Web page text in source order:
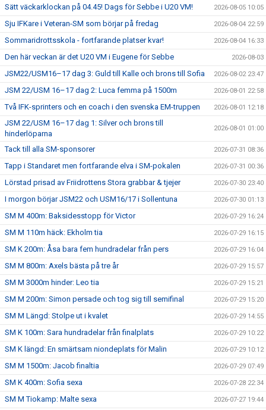
Sätt väckarklockan på 04.45! Dags för Sebbe i U20 VM! 2026-08-05 10:05
Sju IFKare i Veteran-SM som börjar på fredag 2026-08-04 22:59
Sommaridrottsskola - fortfarande platser kvar! 2026-08-04 16:33
Den här veckan är det U20 VM i Eugene för Sebbe 2026-08-03
JSM22/USM16–17 dag 3: Guld till Kalle och brons till Sofia 2026-08-02 23:47
JSM 22/USM 16–17 dag 2: Luca femma på 1500m 2026-08-01 22:58
Två IFK-sprinters och en coach i den svenska EM-truppen 2026-08-01 12:18
JSM 22/USM 16–17 dag 1: Silver och brons till
hinderlöparna
2026-08-01 01:00
Tack till alla SM-sponsorer 2026-07-31 08:36
Tapp i Standaret men fortfarande elva i SM-pokalen 2026-07-31 00:36
Lörstad prisad av Friidrottens Stora grabbar & tjejer 2026-07-30 23:40
I morgon börjar JSM22 och USM16/17 i Sollentuna 2026-07-30 01:13
SM M 400m: Baksidesstopp för Victor 2026-07-29 16:24
SM M 110m häck: Ekholm tia 2026-07-29 16:15
SM K 200m: Åsa bara fem hundradelar från pers 2026-07-29 16:04
SM M 800m: Axels bästa på tre år 2026-07-29 15:57
SM M 3000m hinder: Leo tia 2026-07-29 15:21
SM M 200m: Simon persade och tog sig till semifinal 2026-07-29 15:20
SM M Längd: Stolpe ut i kvalet 2026-07-29 14:55
SM K 100m: Sara hundradelar från finalplats 2026-07-29 10:22
SM K längd: En smärtsam niondeplats för Malin 2026-07-29 10:12
SM M 1500m: Jacob finaltia 2026-07-29 07:49
SM K 400m: Sofia sexa 2026-07-28 22:34
SM M Tiokamp: Malte sexa 2026-07-27 19:44